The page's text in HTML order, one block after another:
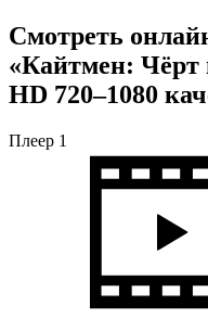
Смотреть
«Кайтмен: Чёрт
HD 720–1080
Плеер 1